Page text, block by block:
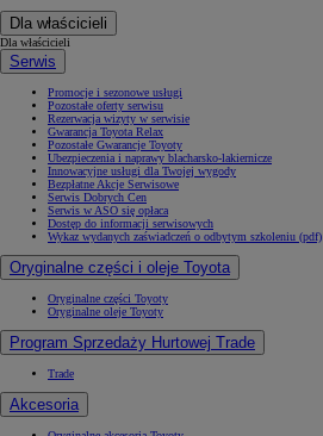
Dla właścicieli
Dla właścicieli
Serwis
Promocje i sezonowe usługi
Pozostałe oferty serwisu
Rezerwacja wizyty w serwisie
Gwarancja Toyota Relax
Pozostałe Gwarancje Toyoty
Ubezpieczenia i naprawy blacharsko-lakiernicze
Innowacyjne usługi dla Twojej wygody
Bezpłatne Akcje Serwisowe
Serwis Dobrych Cen
Serwis w ASO się opłaca
Dostęp do informacji serwisowych
Wykaz wydanych zaświadczeń o odbytym szkoleniu (pdf)
Oryginalne części i oleje Toyota
Oryginalne części Toyoty
Oryginalne oleje Toyoty
Program Sprzedaży Hurtowej Trade
Trade
Akcesoria